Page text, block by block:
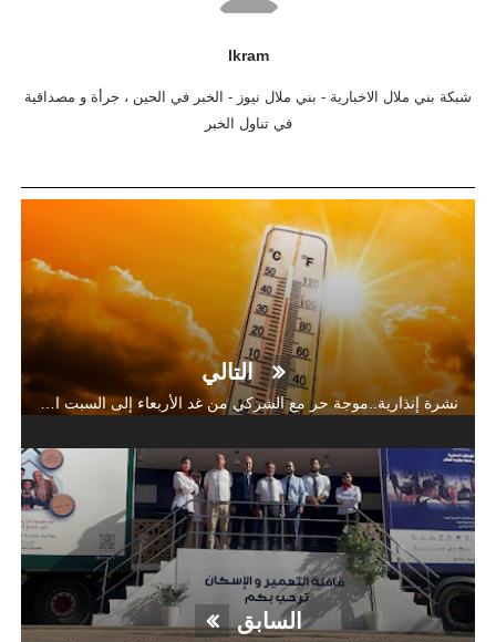
Ikram
شبكة بني ملال الاخبارية - بني ملال نيوز - الخبر في الحين ، جرأة و مصداقية
في تناول الخبر
التالي
نشرة إنذارية..موجة حر مع الشركي من غد الأربعاء إلى السبت المقبل بعدد من مناطق المملكة
السابق